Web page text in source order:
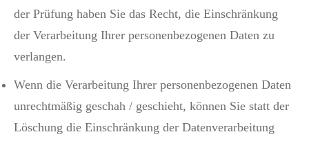
der Prüfung haben Sie das Recht, die Einschränkung
der Verarbeitung Ihrer personenbezogenen Daten zu
verlangen.
Wenn die Verarbeitung Ihrer personenbezogenen Daten
unrechtmäßig geschah / geschieht, können Sie statt der
Löschung die Einschränkung der Datenverarbeitung